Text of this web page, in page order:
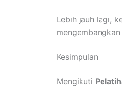
Lebih jauh lagi,
Kesimpulan
Mengikuti